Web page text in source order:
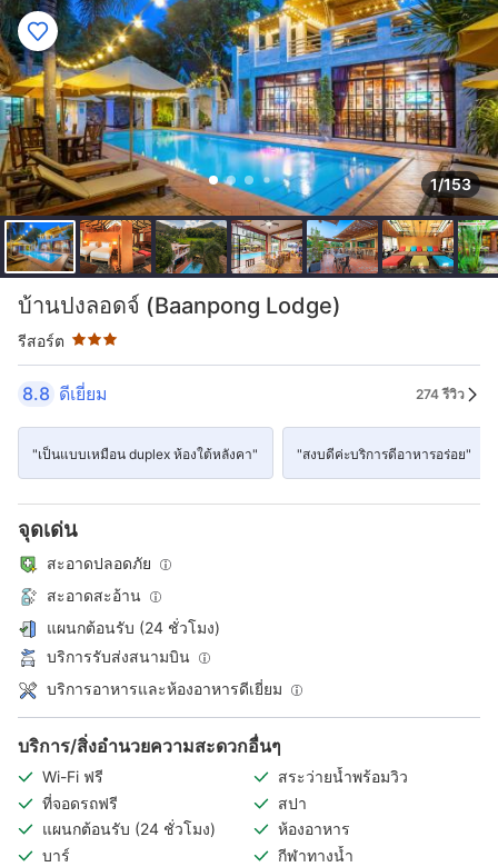
1/153
บ้านปงลอดจ์ (Baanpong Lodge)
รีสอร์ต
ระดับดาว: 3 ดาว
8.8 ดีเยี่ยม 274 รีวิว
"เป็นแบบเหมือน duplex ห้องใต้หลังคา" "สงบดีค่ะบริการดีอาหารอร่อย"
จุดเด่น
สะอาดปลอดภัย
สะอาดสะอ้าน
แผนกต้อนรับ (24 ชั่วโมง)
บริการรับส่งสนามบิน
บริการอาหารและห้องอาหารดีเยี่ยม
บริการ/สิ่งอำนวยความสะดวกอื่นๆ
Wi-Fi ฟรี
สระว่ายน้ำพร้อมวิว
ที่จอดรถฟรี
สปา
แผนกต้อนรับ (24 ชั่วโมง)
ห้องอาหาร
บาร์
กีฬาทางน้ำ